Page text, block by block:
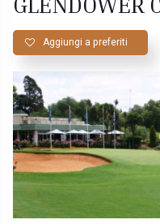
Aggiungi a preferiti